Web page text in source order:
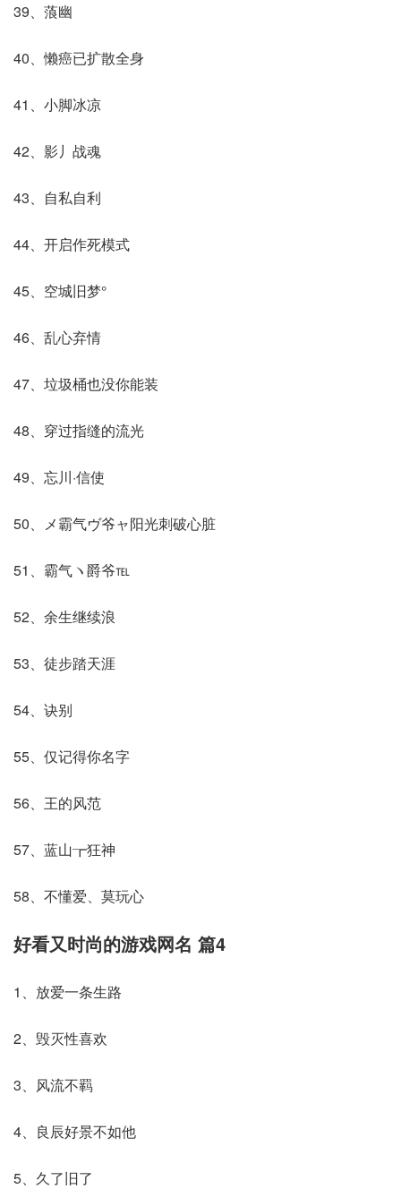
39、蒗幽
40、懒癌已扩散全身
41、小脚冰凉
42、影丿战魂
43、自私自利
44、开启作死模式
45、空城旧梦°
46、乱心弃情
47、垃圾桶也没你能装
48、穿过指缝的流光
49、忘川·信使
50、メ霸气ヴ爷ャ阳光刺破心脏
51、霸气ヽ爵爷℡
52、余生继续浪
53、徒步踏天涯
54、诀别
55、仅记得你名字
56、王的风范
57、蓝山┲狂神
58、不懂爱、莫玩心
好看又时尚的游戏网名 篇4
1、放爱一条生路
2、毁灭性喜欢
3、风流不羁
4、良辰好景不如他
5、久了旧了